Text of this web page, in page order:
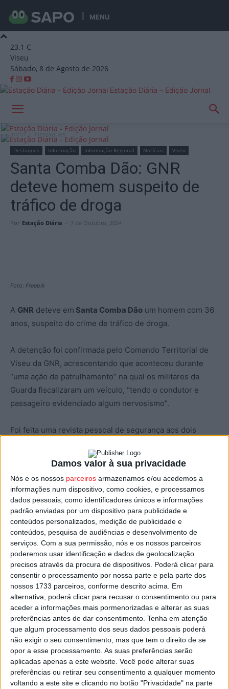
Damos valor à sua privacidade
Nós e os nossos parceiros armazenamos e/ou acedemos a
informações num dispositivo, como cookies, e processamos
dados pessoais, como identificadores únicos e informações
padrão enviadas por um dispositivo para publicidade e
conteúdos personalizados, medição de publicidade e
conteúdos, pesquisa de audiências e desenvolvimento de
serviços. Com a sua permissão, nós e os nossos parceiros
poderemos usar identificação e dados de geolocalização
precisos através da procura de dispositivos. Poderá clicar para
consentir o processamento por nossa parte e pela parte dos
nossos 1733 parceiros, conforme descrito acima. Em
alternativa, poderá clicar para recusar o consentimento ou para
aceder a informações mais pormenorizadas e alterar as suas
preferências antes de dar consentimento. Tenha em atenção
que algum processamento dos seus dados pessoais poderá
não exigir o seu consentimento, mas que tem o direito de se
opor a esse processamento. As suas preferências serão
aplicadas apenas a este website. Você pode alterar suas
preferências ou retirar seu consentimento a qualquer momento
voltando a este site e clicando no botão "Privacidade" na parte
MENU
23.1 C
Viseu
Sábado, 8 de Agosto de 2026
Estação Diária – Edição Jornal
Início Destaques
Destaques Informação Informação Regional Notícias Viseu
Santa Comba Dão: GNR
deteve homem suspeito de
tráfico de droga
Por Estação Diária - 7 de Outubro, 2024
Foto: Freepik
A GNR deteve em Santa Comba Dão um homem com 36
anos, suspeito do crime de tráfico de droga.
A detenção foi confirmada pelo Comando Territorial de
Viseu da GNR, acrescentando que aconteceu durante
“uma ação de patrulhamento” na qual os militares da
Guarda fiscalizaram um veículo, “tendo o condutor e
passageiro evidenciado algum nervosismo”.
Foi feita uma revista pessoal de segurança aos dois
serem encontradas, e apreendidas, 30 doses de cocaína,
dez de heroína e três doses de haxixe, tendo também
sido apreendido um telemóvel.
Um dos suspeitos foi detido e constituído arguido e o
caso seguiu para o Tribunal Judicial de Santa Comba
Dão.
Esta e outras notícias para ouvir na Estação Diária – 96.8
FM ou em www.968.fm.
Santa Comba Dão
Tráfico de Droga
Viseu